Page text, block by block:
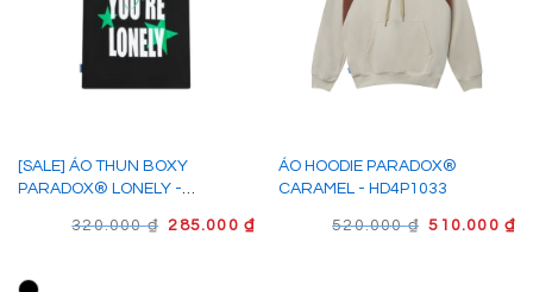
[SALE] ÁO THUN BOXY
PARADOX® LONELY -
320.000₫ GIÁ
285.000 ₫GIÁ
ÁO HOODIE PARADOX®
CARAMEL - HD4P1033
520.000₫ GIÁ
510.000 ₫